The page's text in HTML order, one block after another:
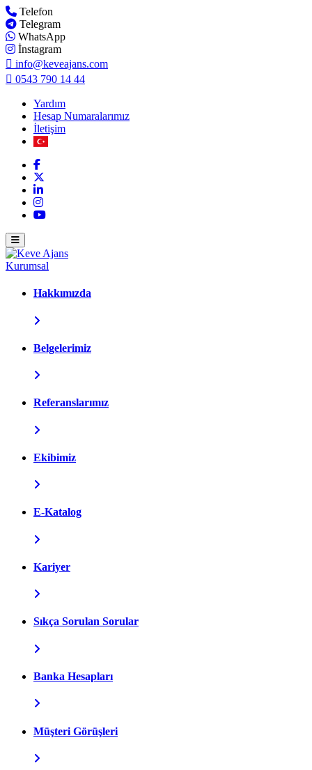
Telefon
Telegram
WhatsApp
İnstagram
info@keveajans.com
0543 790 14 44
Yardım
Hesap Numaralarımız
İletişim
Kurumsal
Hakkımızda
Belgelerimiz
Referanslarımız
Ekibimiz
E-Katalog
Kariyer
Sıkça Sorulan Sorular
Banka Hesapları
Müşteri Görüşleri